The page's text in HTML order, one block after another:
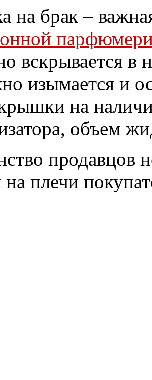
на брак –
вскрывается
изымается и
на
объем
продавцов
плечи